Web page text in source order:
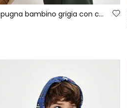
Giacca in spugna bambino grigia con cappuccio e cerniera